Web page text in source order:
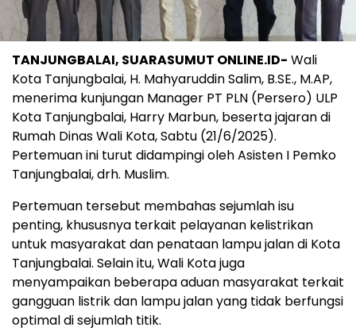
TANJUNGBALAI, SUARASUMUT ONLINE.ID- Wali
Kota Tanjungbalai, H. Mahyaruddin Salim, B.SE., M.AP,
menerima kunjungan Manager PT PLN (Persero) ULP
Kota Tanjungbalai, Harry Marbun, beserta jajaran di
Rumah Dinas Wali Kota, Sabtu (21/6/2025).
Pertemuan ini turut didampingi oleh Asisten I Pemko
Tanjungbalai, drh. Muslim.
Pertemuan tersebut membahas sejumlah isu
penting, khususnya terkait pelayanan kelistrikan
untuk masyarakat dan penataan lampu jalan di Kota
Tanjungbalai. Selain itu, Wali Kota juga
menyampaikan beberapa aduan masyarakat terkait
gangguan listrik dan lampu jalan yang tidak berfungsi
optimal di sejumlah titik.